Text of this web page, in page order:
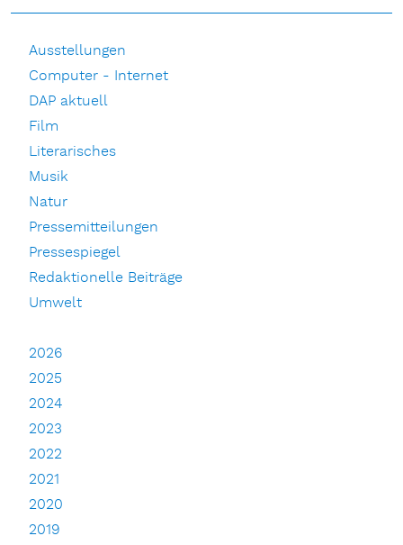
Ausstellungen
Computer - Internet
DAP aktuell
Film
Literarisches
Musik
Natur
Pressemitteilungen
Pressespiegel
Redaktionelle Beiträge
Umwelt
2026
2025
2024
2023
2022
2021
2020
2019